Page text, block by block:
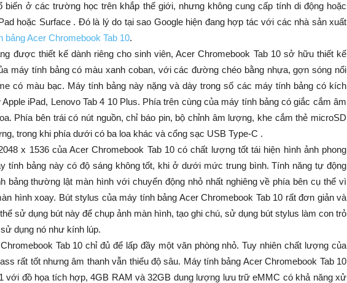
biến ở các trường học trên khắp thế giới, nhưng không cung cấp tính di động hoặc
hoặc Surface . Đó là lý do tại sao Google hiện đang hợp tác với các nhà sản xuất
bảng Acer Chromebook Tab 10.
được thiết kế dành riêng cho sinh viên, Acer Chromebook Tab 10 sở hữu thiết kế
máy tính bảng có màu xanh coban, với các đường chéo bằng nhựa, gợn sóng nổi
có màu bạc. Máy tính bảng này nặng và dày trong số các máy tính bảng có kích
iPad, Lenovo Tab 4 10 Plus. Phía trên cùng của máy tính bảng có giắc cắm âm
Phía bên trái có nút nguồn, chỉ báo pin, bộ chỉnh âm lượng, khe cắm thẻ microSD
trong khi phía dưới có ba loa khác và cổng sạc USB Type-C .
x 1536 của Acer Chromebook Tab 10 có chất lượng tốt tái hiện hình ảnh phong
tính bảng này có độ sáng không tốt, khi ở dưới mức trung bình. Tính năng tự động
bảng thường lật màn hình với chuyển động nhỏ nhất nghiêng về phía bên cụ thể vì
hình xoay. Bút stylus của máy tính bảng Acer Chromebook Tab 10 rất đơn giản và
sử dụng bút này để chụp ảnh màn hình, tạo ghi chú, sử dụng bút stylus làm con trỏ
dụng nó như kính lúp.
Tab 10 chỉ đủ để lấp đầy một văn phòng nhỏ. Tuy nhiên chất lượng của
rất tốt nhưng âm thanh vẫn thiếu độ sâu. Máy tính bảng Acer Chromebook Tab 10
với đồ họa tích hợp, 4GB RAM và 32GB dung lượng lưu trữ eMMC có khả năng xử